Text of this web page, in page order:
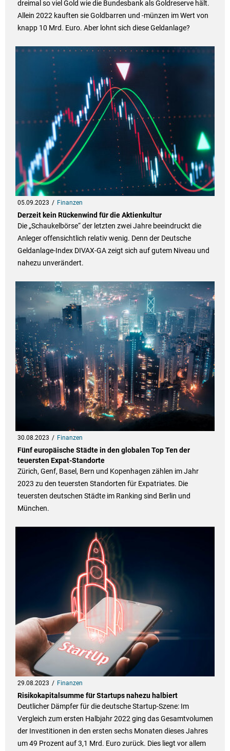
dreimal so viel Gold wie die Bundesbank als Goldreserve hält.
Allein 2022 kauften sie Goldbarren und -münzen im Wert von
knapp 10 Mrd. Euro. Aber lohnt sich diese Geldanlage?
05.09.2023 Finanzen
Derzeit kein Rückenwind für die Aktienkultur
Die „Schaukelbörse“ der letzten zwei Jahre beeindruckt die
Anleger offensichtlich relativ wenig. Denn der Deutsche
Geldanlage-Index DIVAX-GA zeigt sich auf gutem Niveau und
nahezu unverändert.
30.08.2023 Finanzen
Fünf europäische Städte in den globalen Top Ten der
teuersten Expat-Standorte
Zürich, Genf, Basel, Bern und Kopenhagen zählen im Jahr
2023 zu den teuersten Standorten für Expatriates. Die
teuersten deutschen Städte im Ranking sind Berlin und
München.
29.08.2023 Finanzen
Risikokapitalsumme für Startups nahezu halbiert
Deutlicher Dämpfer für die deutsche Startup-Szene: Im
Vergleich zum ersten Halbjahr 2022 ging das Gesamtvolumen
der Investitionen in den ersten sechs Monaten dieses Jahres
um 49 Prozent auf 3,1 Mrd. Euro zurück. Dies liegt vor allem